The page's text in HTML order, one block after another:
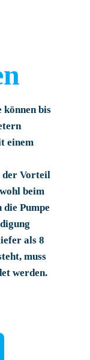
können bis
einem
der Vorteil
beim
Pumpe
als 8
muss
werden.